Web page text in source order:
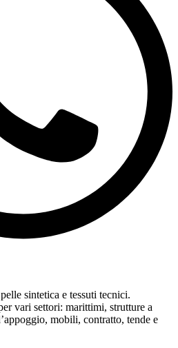
sintetica e tessuti tecnici.
vari settori: marittimi, strutture a
mobili, contratto, tende e